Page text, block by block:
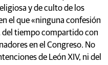
y de culto de los
el que «ninguna confesión
del tiempo compartido con
en el Congreso. No
de León XIV, ni del